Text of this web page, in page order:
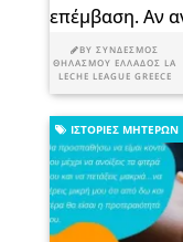
επέμβαση. Αν
BYΣΎΝΔΕΣΜΟΣ
ΘΗΛΑΣΜΟΎ ΕΛΛΆΔΟΣ LA
LECHE LEAGUE GREECE
ΙΣΤΟΡΊΕΣ ΜΗΤΈΡΩΝ